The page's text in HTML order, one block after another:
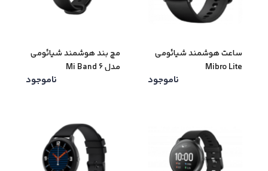
ساعت هوشمند شیائومی
Mibro Lite
ناموجود
مچ بند هوشمند شیائومی
مدل Mi Band 6
ناموجود